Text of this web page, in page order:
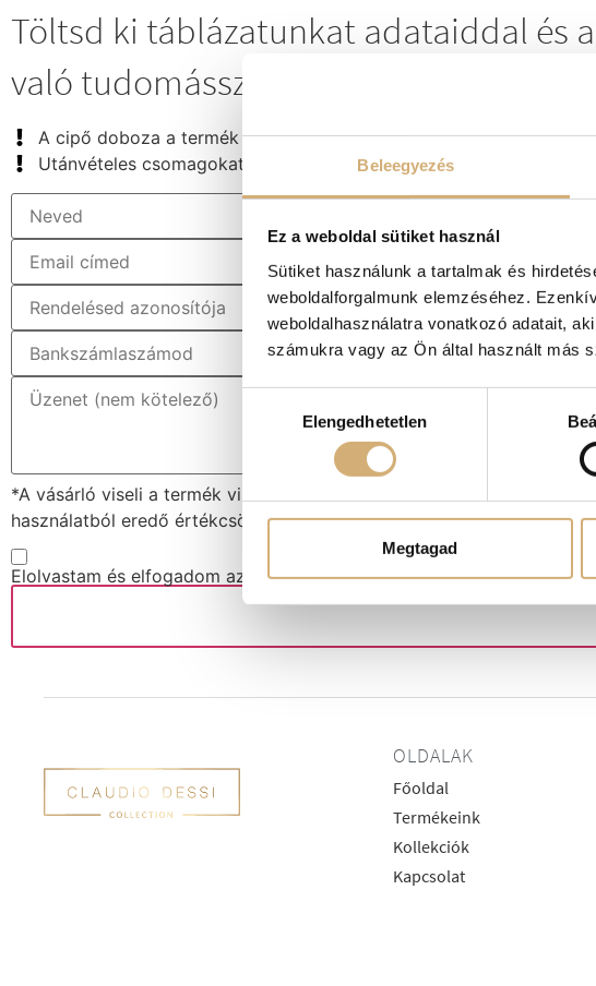
Beleegyezés
Ez a weboldal sütiket használ
Sütiket használunk a tartalmak és
weboldalforgalmunk elemzéséhez.
weboldalhasználatra vonatkozó adatait,
számukra vagy az Ön által használt más
kiválasztásaElengedhetetlen
Megtagad
Töltsd ki táblázatunkat adataiddal és
való tudomásszerzéstől számított 14
A cipő doboza a termék részét képezi, ezért kérünk, hogy a
Utánvételes csomagokat nem áll módunkban átvenni.
*A vásárló viseli a termék visszaküldésének közvetlen költségét és a
használatból eredő értékcsökkenésért is felelősséggel tartozik.
Elolvastam és elfogadom az
Adatvédelmi nyilatkozatot!
OLDALAK
Főoldal
Termékeink
Kollekciók
Kapcsolat